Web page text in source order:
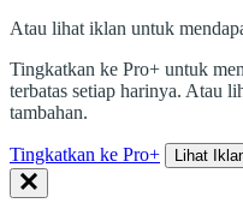
Atau lihat iklan untuk
Tingkatkan ke Pro+ untuk
terbatas setiap harinya. Atau
tambahan.
Tingkatkan ke Pro+ Lihat